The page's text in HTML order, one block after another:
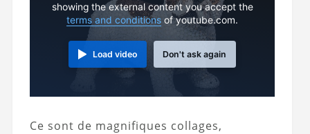
showing the external content you accept the
terms and conditions of youtube.com.
Load video Don't ask again
Ce sont de magnifiques collages,